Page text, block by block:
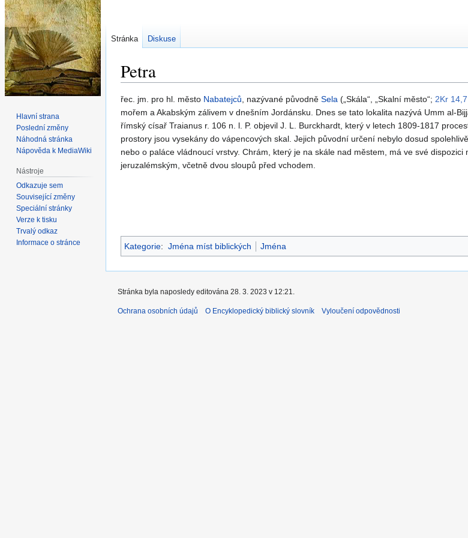
Petra
Skočit
na
navigaci
Skočit
na
vyhledávání
řec. jm. pro hl. město Nabatejců, nazývané původně Sela ( Skála , Skalní město ; 2Kr 14,7
mořem a Akabským zálivem v dnešním Jordánsku. Dnes se tato lokalita nazývá Umm al-
římský císař Traianus r. 106 n. l. P. objevil J. L. Burckhardt, který v letech 1809-1817
prostory jsou vysekány do vápencových skal. Jejich původní určení nebylo dosud
nebo o paláce vládnoucí vrstvy. Chrám, který je na skále nad městem, má ve své dispozici
jeruzalémským, včetně dvou sloupů před vchodem.
Kategorie: Jména míst biblických Jména
Stránka Diskuse
Hlavní strana
Poslední změny
Náhodná stránka
Nápověda k MediaWiki
Nástroje
Odkazuje sem
Související změny
Speciální stránky
Verze k tisku
Trvalý odkaz
Informace o stránce
Stránka byla naposledy editována 28. 3. 2023 v 12:21.
Ochrana osobních údajů O Encyklopedický biblický slovník Vyloučení odpovědnosti